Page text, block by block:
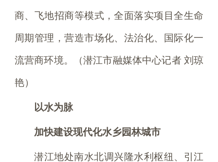
商、飞地招商等模式，全面落实项目全生命
周期管理，营造市场化、法治化、国际化一
流营商环境。（潜江市融媒体中心记者 刘琼
艳）
以水为脉
加快建设现代化水乡园林城市
潜江地处南水北调兴隆水利枢纽、引江